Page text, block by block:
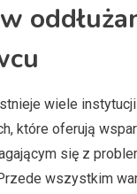
wiele
które oferują
się z
wszystkim